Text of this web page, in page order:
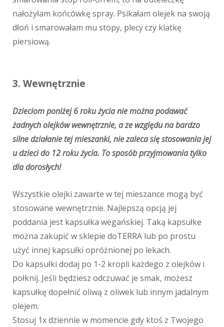
nałożyłam końcówkę spray. Psikałam olejek na swoją
dłoń i smarowałam mu stopy, plecy czy klatkę
piersiową.
3. Wewnętrznie
Dzieciom poniżej 6 roku życia nie można podawać
żadnych olejków wewnętrznie, a ze względu na bardzo
silne działanie tej mieszanki, nie zaleca się stosowania jej
u dzieci do 12 roku życia. To sposób przyjmowania tylko
dla dorosłych!
Wszystkie olejki zawarte w tej mieszance mogą być
stosowane wewnętrznie. Najlepszą opcją jej
poddania jest kapsułka wegańskiej. Taką kapsułke
można zakupić w sklepie doTERRA lub po prostu
użyć innej kapsułki opróżnionej po lekach.
Do kapsułki dodaj po 1-2 kropli każdego z olejków i
połknij. Jeśli będziesz odczuwać je smak, możesz
kapsułkę dopełnić oliwą z oliwek lub innym jadalnym
olejem.
Stosuj 1x dziennie w momencie gdy ktoś z Twojego